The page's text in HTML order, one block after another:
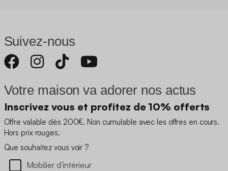
Suivez-nous
Votre maison va adorer nos actus
Inscrivez vous et profitez de 10% offerts
Offre valable dès 200€. Non cumulable avec les offres en cours.
Hors prix rouges.
Que souhaitez vous voir ?
Mobilier d’intérieur